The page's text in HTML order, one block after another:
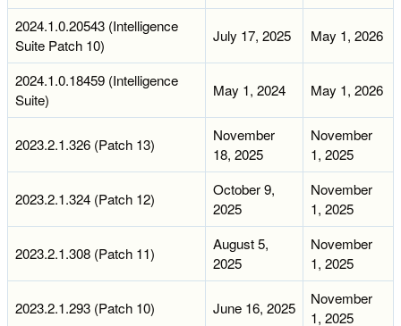
2024.1.0.20543 (Intelligence
Suite Patch 10)
July 17, 2025 May 1, 2026
2024.1.0.18459 (Intelligence
Suite)
May 1, 2024 May 1, 2026
2023.2.1.326 (Patch 13)
November
18, 2025
November
1, 2025
2023.2.1.324 (Patch 12)
October 9,
2025
November
1, 2025
2023.2.1.308 (Patch 11)
August 5,
2025
November
1, 2025
2023.2.1.293 (Patch 10) June 16, 2025
November
1, 2025